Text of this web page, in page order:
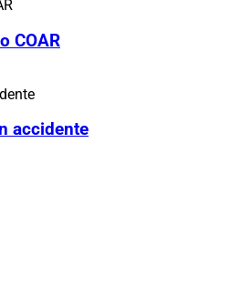
COAR
accidente